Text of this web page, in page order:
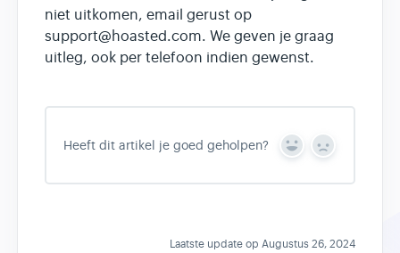
niet uitkomen, email gerust op
support@hoasted.com. We geven je graag
uitleg, ook per telefoon indien gewenst.
Heeft dit artikel je goed geholpen?
Y
s
N
Laatste update op Augustus 26, 2024